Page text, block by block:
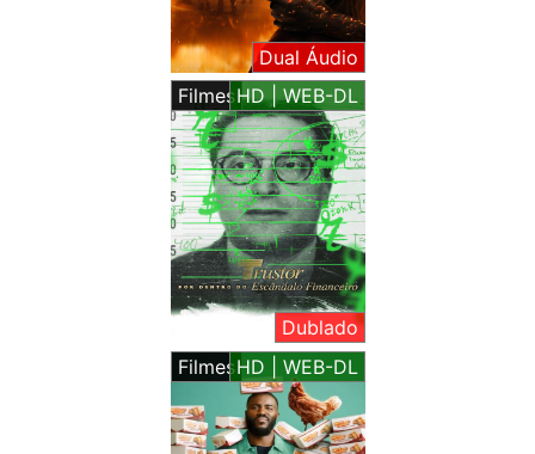
Dual Áudio
FilmesHD | WEB-DL
Dublado
FilmesHD | WEB-DL